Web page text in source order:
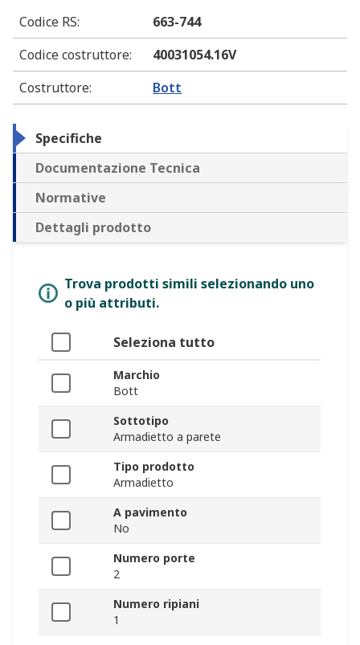
Codice RS:
663-744
Codice costruttore:
40031054.16V
Costruttore: Bott
Specifiche
Documentazione Tecnica
Normative
Dettagli prodotto
Trova prodotti simili selezionando uno
o più attributi.
Seleziona tutto
Marchio
Bott
Sottotipo
Armadietto a parete
Tipo prodotto
Armadietto
A pavimento
No
Numero porte
2
Numero ripiani
1